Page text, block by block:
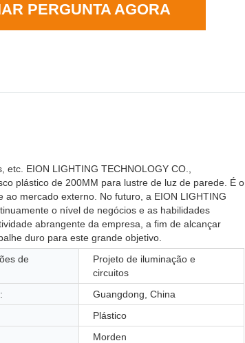
PERGUNTA AGORA
EION LIGHTING TECHNOLOGY CO.,
plástico de 200MM para lustre de luz de parede. É o
mercado externo. No futuro, a EION LIGHTING
o nível de negócios e as habilidades
abrangente da empresa, a fim de alcançar
duro para este grande objetivo.
de
Projeto de iluminação e
circuitos
Guangdong, China
Plástico
Morden